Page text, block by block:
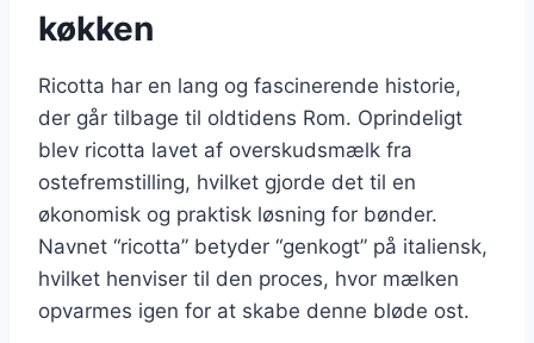
køkken
Ricotta har en lang og fascinerende historie,
der går tilbage til oldtidens Rom. Oprindeligt
blev ricotta lavet af overskudsmælk fra
ostefremstilling, hvilket gjorde det til en
økonomisk og praktisk løsning for bønder.
Navnet “ricotta” betyder “genkogt” på italiensk,
hvilket henviser til den proces, hvor mælken
opvarmes igen for at skabe denne bløde ost.